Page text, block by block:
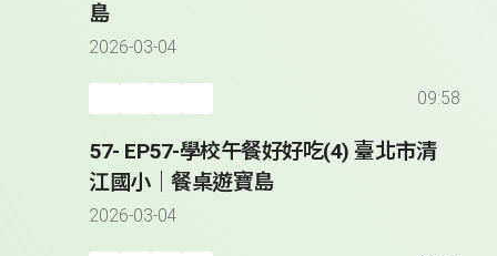
島
2026-03-04
09:58
57- EP57-學校午餐好好吃(4) 臺北市清
江國小｜餐桌遊寶島
2026-03-04